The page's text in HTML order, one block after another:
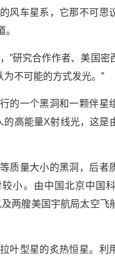
风车星系，它那不可思
”研究合作作者、美国密
为不可能的方式发光。”
的一个黑洞和一颗伴星
高能量X射线光，这是
质量大小的黑洞，后者
小。由中国北京中国
两艘美国宇航局太空飞
叶型星的炙热恒星。利